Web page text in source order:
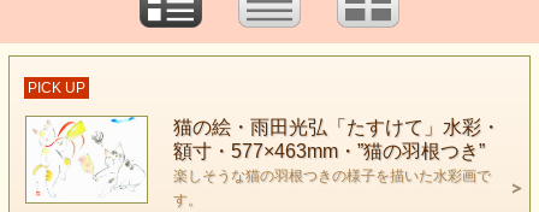
PICK UP
猫の絵・雨田光弘「たすけて」水彩・
額寸・577×463mm・”猫の羽根つき”
楽しそうな猫の羽根つきの様子を描いた水彩画で
す。